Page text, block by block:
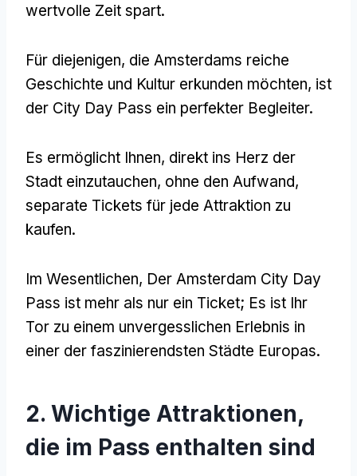
wertvolle Zeit spart.
Für diejenigen, die Amsterdams reiche
Geschichte und Kultur erkunden möchten, ist
der City Day Pass ein perfekter Begleiter.
Es ermöglicht Ihnen, direkt ins Herz der
Stadt einzutauchen, ohne den Aufwand,
separate Tickets für jede Attraktion zu
kaufen.
Im Wesentlichen, Der Amsterdam City Day
Pass ist mehr als nur ein Ticket; Es ist Ihr
Tor zu einem unvergesslichen Erlebnis in
einer der faszinierendsten Städte Europas.
2. Wichtige Attraktionen,
die im Pass enthalten sind